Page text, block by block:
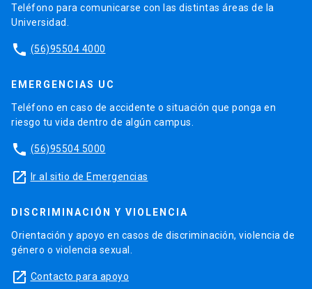
Teléfono para comunicarse con las distintas áreas de la
Universidad.
phone (56)95504 4000
EMERGENCIAS UC
Teléfono en caso de accidente o situación que ponga en
riesgo tu vida dentro de algún campus.
phone (56)95504 5000
launch Ir al sitio de Emergencias
DISCRIMINACIÓN Y VIOLENCIA
Orientación y apoyo en casos de discriminación, violencia de
género o violencia sexual.
launch Contacto para apoyo